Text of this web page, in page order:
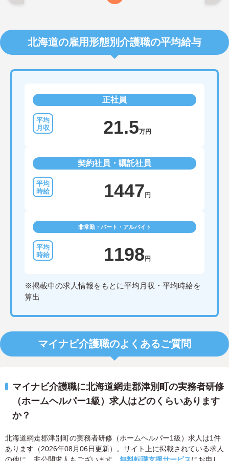
北海道の雇用形態別介護職の平均給与
正社員
21.5万円
契約社員・嘱託社員
1447 円
非常勤・パート・アルバイト
1198 円
※掲載中の求人情報をもとに平均月収・平均時給を
算出
マイナビ介護職のよくあるご質問
マイナビ介護職に北海道網走郡津別町の実務者研修
（ホームヘルパー1級）求人はどのくらいあります
か？
北海道網走郡津別町の実務者研修（ホームヘルパー1級）求人は1件
あります（2026年08月06日更新）。サイト上に掲載されている求人